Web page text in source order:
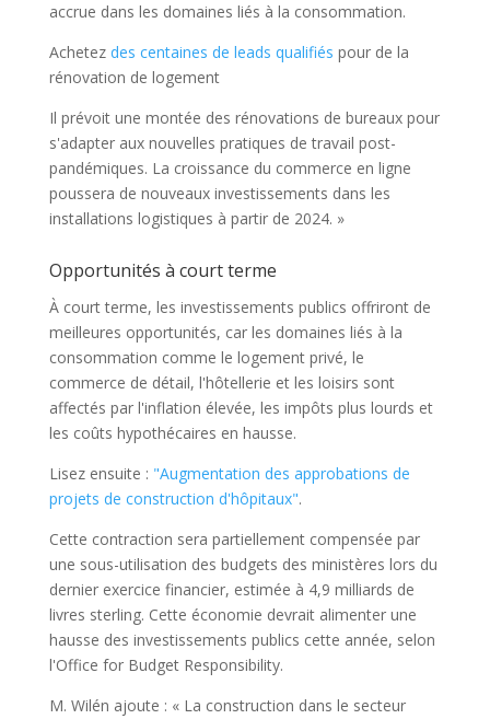
accrue dans les domaines liés à la consommation.
Achetez des centaines de leads qualifiés pour de la
rénovation de logement
Il prévoit une montée des rénovations de bureaux pour
s'adapter aux nouvelles pratiques de travail post-
pandémiques. La croissance du commerce en ligne
poussera de nouveaux investissements dans les
installations logistiques à partir de 2024. »
Opportunités à court terme
À court terme, les investissements publics offriront de
meilleures opportunités, car les domaines liés à la
consommation comme le logement privé, le
commerce de détail, l'hôtellerie et les loisirs sont
affectés par l'inflation élevée, les impôts plus lourds et
les coûts hypothécaires en hausse.
Lisez ensuite : "Augmentation des approbations de
projets de construction d'hôpitaux".
Cette contraction sera partiellement compensée par
une sous-utilisation des budgets des ministères lors du
dernier exercice financier, estimée à 4,9 milliards de
livres sterling. Cette économie devrait alimenter une
hausse des investissements publics cette année, selon
l'Office for Budget Responsibility.
M. Wilén ajoute : « La construction dans le secteur